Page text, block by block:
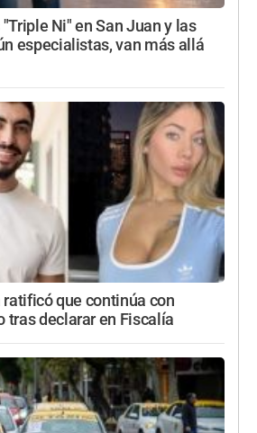
Ni" en San Juan y las
especialistas, van más allá
que continúa con
tras declarar en Fiscalía